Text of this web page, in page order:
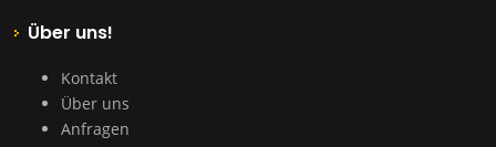
Über uns!
Kontakt
Über uns
Anfragen